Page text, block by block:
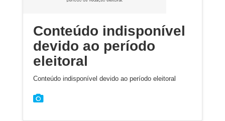
Conteúdo indisponível
devido ao período
eleitoral
Conteúdo indisponível devido ao período eleitoral